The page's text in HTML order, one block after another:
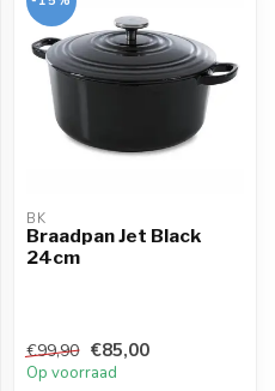
BK
Braadpan Jet Black
24cm
€99,90 €85,00
Op voorraad